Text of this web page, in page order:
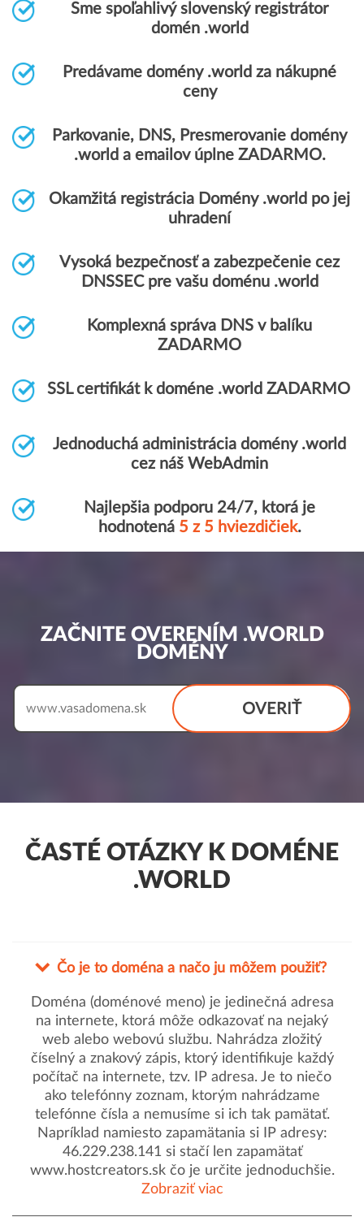
Sme spoľahlivý slovenský registrátor
domén .world
Predávame domény .world za nákupné
ceny
Parkovanie, DNS, Presmerovanie domény
.world a emailov úplne ZADARMO.
Okamžitá registrácia Domény .world po jej
uhradení
Vysoká bezpečnosť a zabezpečenie cez
DNSSEC pre vašu doménu .world
Komplexná správa DNS v balíku
ZADARMO
SSL certifikát k doméne .world ZADARMO
Jednoduchá administrácia domény .world
cez náš WebAdmin
Najlepšia podporu 24/7, ktorá je
hodnotená 5 z 5 hviezdičiek.
ZAČNITE OVERENÍM .WORLD
DOMÉNY
OVERIŤ
www.
ČASTÉ OTÁZKY K DOMÉNE
.WORLD
Čo je to doména a načo ju môžem použiť?
Doména (doménové meno) je jedinečná adresa
na internete, ktorá môže odkazovať na nejaký
web alebo webovú službu. Nahrádza zložitý
číselný a znakový zápis, ktorý identifikuje každý
počítač na internete, tzv. IP adresa. Je to niečo
ako telefónny zoznam, ktorým nahrádzame
telefónne čísla a nemusíme si ich tak pamätať.
Napríklad namiesto zapamätania si IP adresy:
46.229.238.141 si stačí len zapamätať
www.hostcreators.sk čo je určite jednoduchšie.
Zobraziť viac